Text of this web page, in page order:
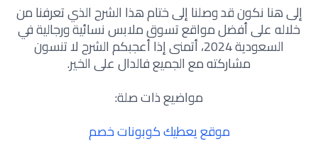
إلى هنا نكون قد وصلنا إلى ختام هذا الشرح الذي تعرفنا من
خلاله على أفضل مواقع تسوق ملابس نسائية ورجالية في
السعودية 2024، أتمنى إذا أعجبكم الشرح لا تنسون
مشاركته مع الجميع فالدال على الخير.
مواضيع ذات صلة:
موقع يعطيك كوبونات خصم